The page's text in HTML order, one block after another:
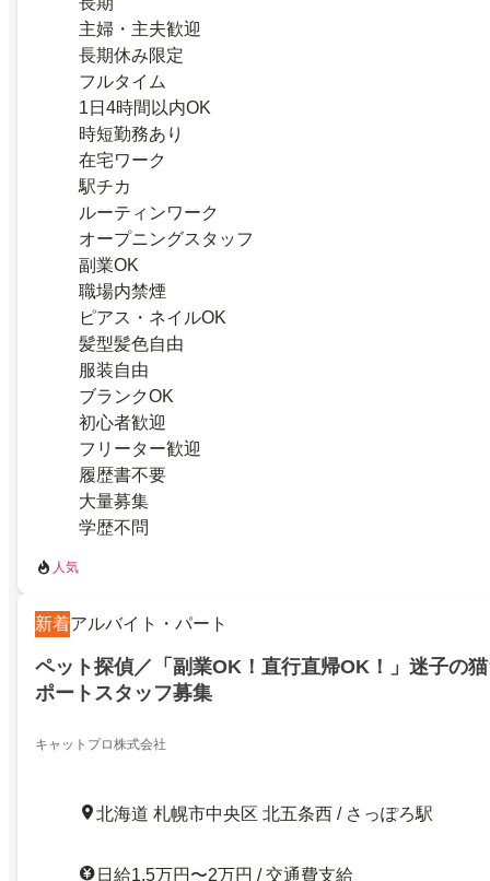
主婦・主夫歓迎
長期休み限定
フルタイム
1日4時間以内OK
時短勤務あり
在宅ワーク
駅チカ
ルーティンワーク
オープニングスタッフ
副業OK
職場内禁煙
ピアス・ネイルOK
髪型髪色自由
服装自由
ブランクOK
初心者歓迎
フリーター歓迎
履歴書不要
大量募集
学歴不問
人気
新着アルバイト・パート
ペット探偵／「副業OK！直行直帰OK！」迷子の
ポートスタッフ募集
キャットプロ株式会社
北海道 札幌市中央区 北五条西 / さっぽろ駅
日給1.5万円〜2万円 / 交通費支給